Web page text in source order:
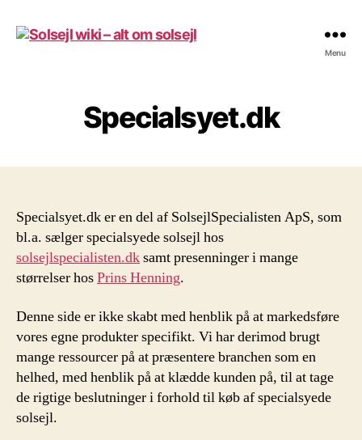
Menu
Specialsyet.dk
Specialsyet.dk er en del af SolsejlSpecialisten ApS, som
bl.a. sælger specialsyede solsejl hos
solsejlspecialisten.dksamt presenninger i mange
størrelser hosPrins Henning.
Denne side er ikke skabt med henblik på at markedsføre
vores egne produkter specifikt. Vi har derimod brugt
mange ressourcer på at præsentere branchen som en
helhed, med henblik på at klædde kunden på, til at tage
de rigtige beslutninger i forhold til køb af specialsyede
solsejl.